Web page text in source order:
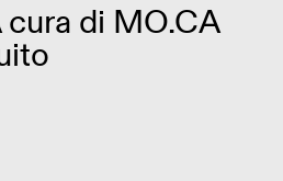
cura di MO.CA